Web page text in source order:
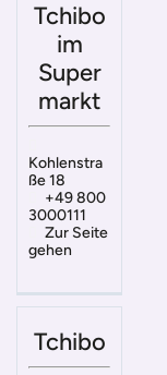
Tchibo
im
Super
markt
Kohlenstra
ße 18
+49 800
3000111
Zur Seite
gehen
Tchibo